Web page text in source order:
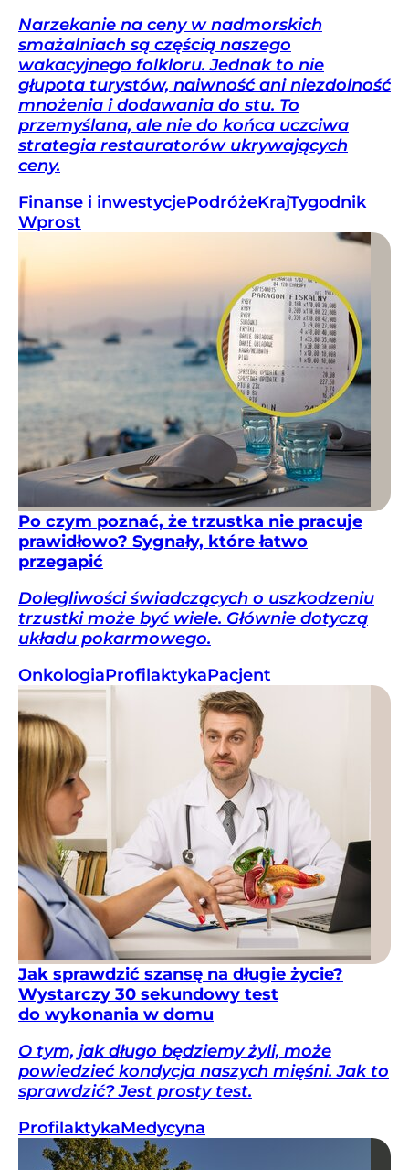
Narzekanie na ceny w nadmorskich
smażalniach są częścią naszego
wakacyjnego folkloru. Jednak to nie
głupota turystów, naiwność ani niezdolność
mnożenia i dodawania do stu. To
przemyślana, ale nie do końca uczciwa
strategia restauratorów ukrywających
ceny.
Finanse i inwestycjePodróżeKrajTygodnik
Wprost
Po czym poznać, że trzustka nie pracuje
prawidłowo? Sygnały, które łatwo
przegapić
Dolegliwości świadczących o uszkodzeniu
trzustki może być wiele. Głównie dotyczą
układu pokarmowego.
OnkologiaProfilaktykaPacjent
Jak sprawdzić szansę na długie życie?
Wystarczy 30 sekundowy test
do wykonania w domu
O tym, jak długo będziemy żyli, może
powiedzieć kondycja naszych mięśni. Jak to
sprawdzić? Jest prosty test.
ProfilaktykaMedycyna